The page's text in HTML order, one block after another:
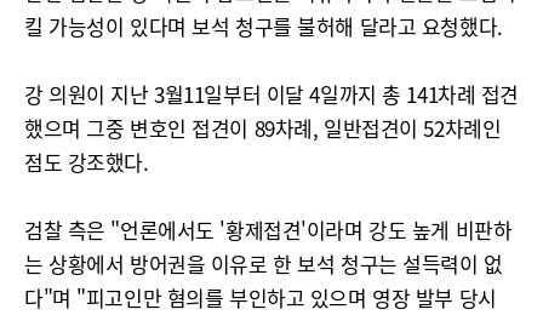
킬 가능성이 있다며 보석 청구를 불허해 달라고 요청했다.
강 의원이 지난 3월11일부터 이달 4일까지 총 141차례 접견
했으며 그중 변호인 접견이 89차례, 일반접견이 52차례인
점도 강조했다.
검찰 측은 "언론에서도 '황제접견'이라며 강도 높게 비판하
는 상황에서 방어권을 이유로 한 보석 청구는 설득력이 없
다"며 "피고인만 혐의를 부인하고 있으며 영장 발부 당시